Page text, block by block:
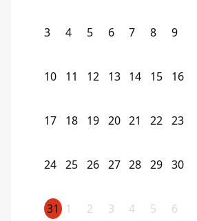
3 4 5 6 7 8 9
10 11 12 13 14 15 16
17 18 19 20 21 22 23
24 25 26 27 28 29 30
31 1 2 3 4 5 6